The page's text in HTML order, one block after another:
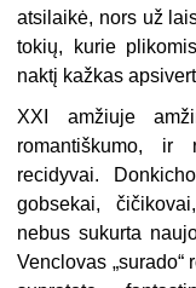
atsilaikė, nors už
tokių, kurie
naktį kažkas
XXI amžiuje
romantiškumo, ir
recidyvai.
gobsekai,
nebus sukurta
Venclovas „surado“